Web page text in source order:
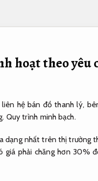
hoạt theo yêu
hệ bán đồ thanh lý,
Quy trình minh bạch.
dạng nhất trên thị trường
giá phải chăng hơn 30%